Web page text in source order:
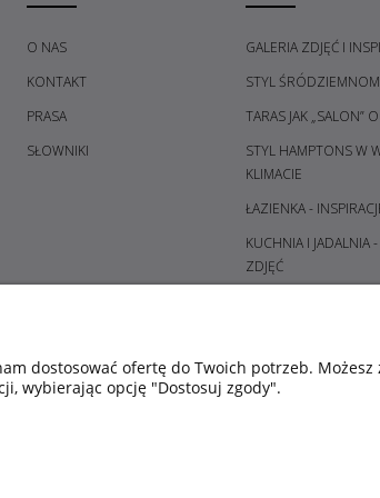
O NAS
KONTAKT
PRASA
SŁOWNIKI
GALERIA ZDJĘĆ I
STYL
TARAS JAK „SALON”
STYL HAMPTONS W
KLIMACIE
ŁAZIENKA -
KUCHNIA I JADALNIA
ZDJĘĆ
SYPIALNIA - GALERIA
ŚWIECE I ŚWIECZNIKI
dostosować ofertę do Twoich potrzeb.
wybierając opcję "Dostosuj zgody".